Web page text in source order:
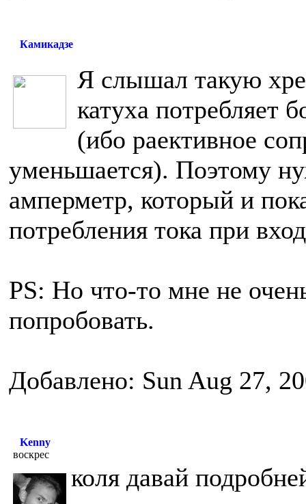
Камикадзе
Я слышал такую
катуха потребляет
(ибо раективное
уменьшается). Поэтому
амперметр, который и
потребления тока при
PS: Но что-то мне не
попробовать.
Добавлено: Sun Aug 27,
Kenny
воскрес
коля давай